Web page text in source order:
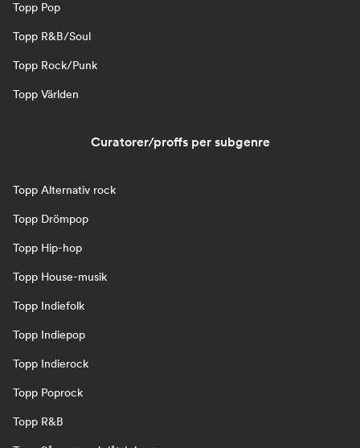
Topp Pop
Topp R&B/Soul
Topp Rock/Punk
Topp Världen
Curatorer/proffs per subgenre
Topp Alternativ rock
Topp Drömpop
Topp Hip-hop
Topp House-musik
Topp Indiefolk
Topp Indiepop
Topp Indierock
Topp Poprock
Topp R&B